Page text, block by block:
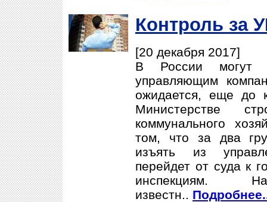
Контроль за
[20 декабря 2017]
В России могут
управляющим
ожидается, еще до
Министерстве
коммунального
том, что за два
изъять из
перейдет от суда к
инспекциям.
известн..